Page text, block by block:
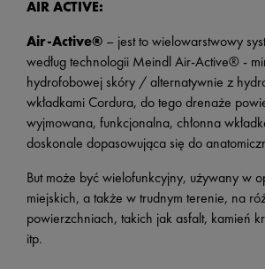
AIR ACTIVE:
Air-Active® – jest to wielowarstwowy
według technologii Meindl Air-Active® -
hydrofobowej skóry / alternatywnie z
wkładkami Cordura, do tego drenaże
wyjmowana, funkcjonalna, chłonna
doskonale dopasowująca się do
But może być wielofunkcyjny, używany w
miejskich, a także w trudnym terenie, na
powierzchniach, takich jak asfalt, kamień
itp.